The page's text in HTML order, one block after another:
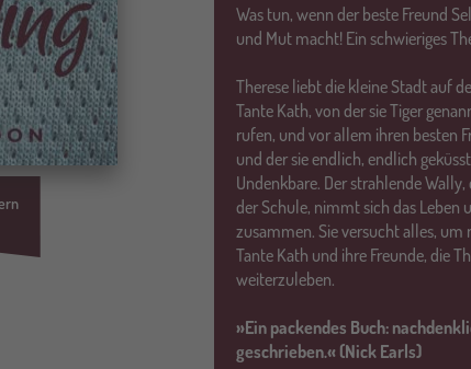
Was tun, wenn der beste Freund
und Mut macht! Ein schwieriges
Therese liebt die kleine Stadt auf
Tante Kath, von der sie Tiger
rufen, und vor allem ihren besten
und der sie endlich, endlich
Undenkbare. Der strahlende
der Schule, nimmt sich das Leben
zusammen. Sie versucht alles,
Tante Kath und ihre Freunde, die
weiterzuleben.
»Ein packendes Buch:
geschrieben.« (Nick Earls)